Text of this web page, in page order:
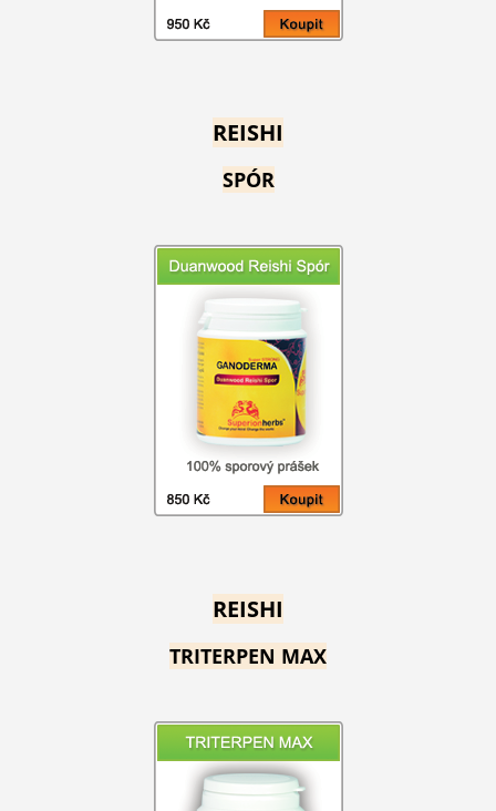
REISHI
SPÓR
REISHI
TRITERPEN MAX